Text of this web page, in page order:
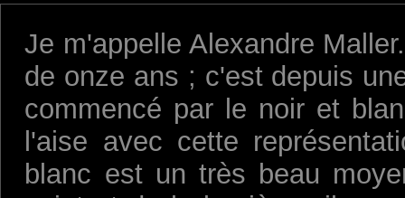
Je m'appelle Alexandre
de onze ans ; c'est depuis
commencé par le noir et
l'aise avec cette
blanc est un très beau